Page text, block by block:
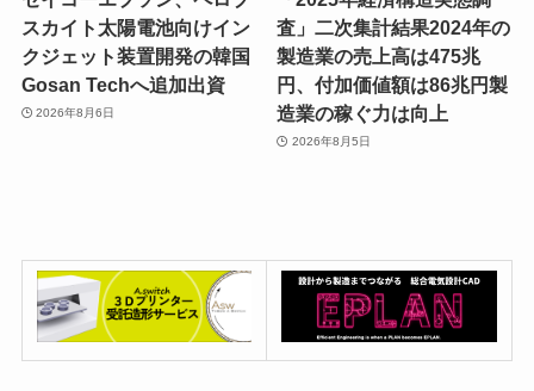
スカイト太陽電池向けイン
クジェット装置開発の韓国
Gosan Techへ追加出資
2026年8月6日
査」二次集計結果2024年の
製造業の売上高は475兆
円、付加価値額は86兆円製
造業の稼ぐ力は向上
2026年8月5日